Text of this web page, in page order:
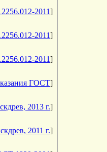
2011]
2011]
2011]
ГОСТ]
2013 г.]
2011 г.]